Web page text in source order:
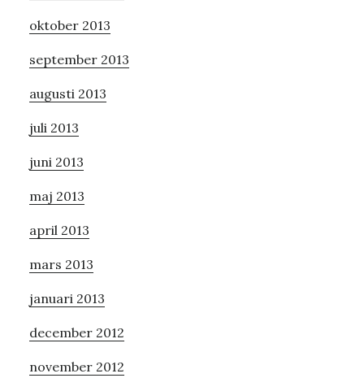
oktober 2013
september 2013
augusti 2013
juli 2013
juni 2013
maj 2013
april 2013
mars 2013
januari 2013
december 2012
november 2012